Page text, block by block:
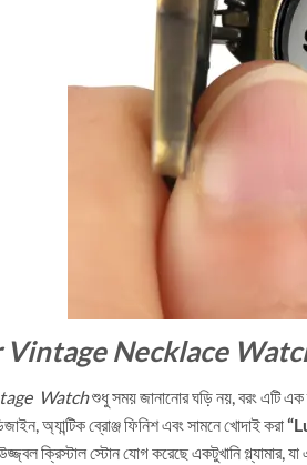
Vintage Necklace
Watchশুধু সময় জানানোর ঘড়ি নয়, বরং এটি
অ্যান্টিক ব্রোঞ্জ ফিনিশ এবং সামনে খোদাই করা
ক্রিস্টাল স্টোন যোগ করেছে একটুখানি